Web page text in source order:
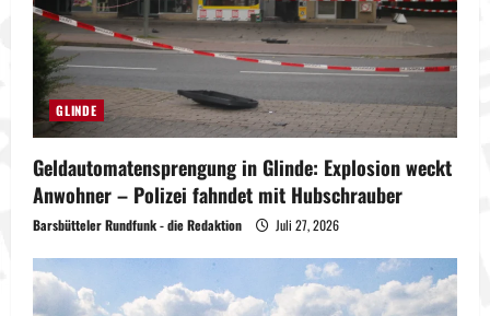
GLINDE
Geldautomatensprengung in Glinde: Explosion weckt
Anwohner – Polizei fahndet mit Hubschrauber
Barsbütteler Rundfunk - die Redaktion Juli 27, 2026